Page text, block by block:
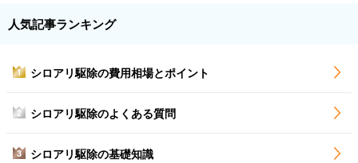
人気記事ランキング
1 シロアリ駆除の費用相場とポイント
2 シロアリ駆除のよくある質問
3 シロアリ駆除の基礎知識